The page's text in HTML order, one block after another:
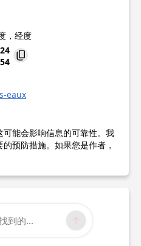
，经度
eaux
能会影响信息的可靠性。我
预防措施。如果您是作者，
到的...